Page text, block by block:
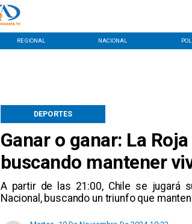
REGIONAL NACIONAL
Ganar o ganar: La
buscando mantener
A partir de las 21:00, Chile se jugará
Nacional, buscando un triunfo que
DEPORTES